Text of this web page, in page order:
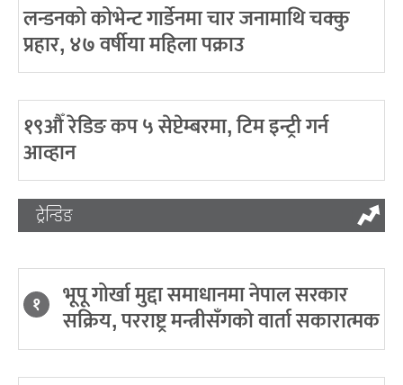
लन्डनको कोभेन्ट गार्डेनमा चार जनामाथि चक्कु
प्रहार, ४७ वर्षीया महिला पक्राउ
१९औँ रेडिङ कप ५ सेप्टेम्बरमा, टिम इन्ट्री गर्न
आव्हान
ट्रेन्डिङ
१ भूपू गोर्खा मुद्दा समाधानमा नेपाल सरकार
सक्रिय, परराष्ट्र मन्त्रीसँगको वार्ता सकारात्मक